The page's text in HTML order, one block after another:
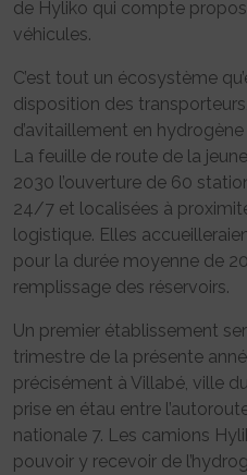
de Hyliko qui compte
véhicules.
C’est tout un écosystème
disposition des
d’avitaillement en
La feuille de route de la
2030 l’ouverture de 60
24/7 et localisées à
logistique. Elles
pour la durée moyenne de
remplissage des réservoirs.
Un premier établissement
trimestre de la présente
précisément à Villabé, ville
prise en étau entre
nationale 7. Les camions
pouvoir y recevoir de